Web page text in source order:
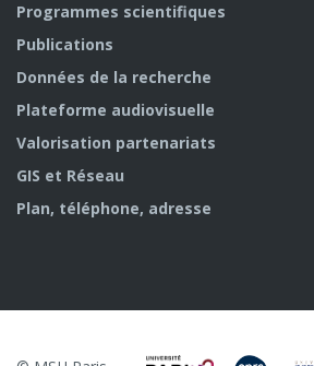
Programmes scientifiques
Publications
Données de la recherche
Plateforme audiovisuelle
Valorisation partenariats
GIS et Réseau
Plan, téléphone, adresse